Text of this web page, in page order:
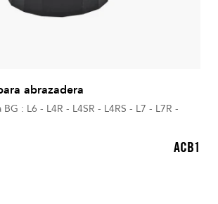
abrazadera
BG : L6 - L4R - L4SR - L4RS - L7 - L7R -
ACB1